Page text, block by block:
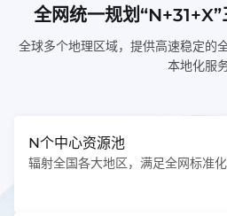
全网统一规划
全球多个地理区域，提供高速稳定的
本地化服
N个中心资源池
辐射全国各大地区，满足全网标准